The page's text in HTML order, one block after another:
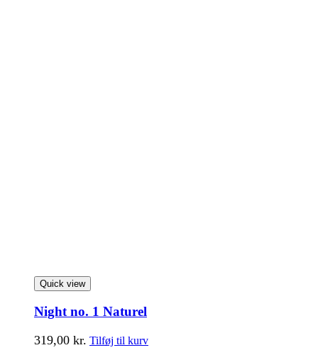
Quick view
Night no. 1 Naturel
319,00 kr. Tilføj til kurv